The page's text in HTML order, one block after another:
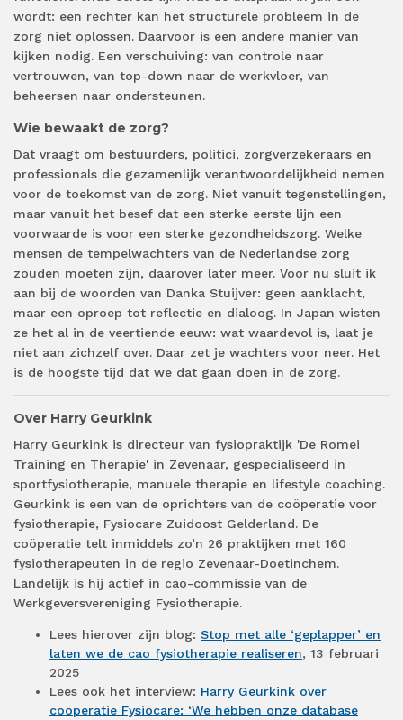
wordt: een rechter kan het structurele probleem in de
zorg niet oplossen. Daarvoor is een andere manier van
kijken nodig. Een verschuiving: van controle naar
vertrouwen, van top-down naar de werkvloer, van
beheersen naar ondersteunen.
Wie bewaakt de zorg?
Dat vraagt om bestuurders, politici, zorgverzekeraars en
professionals die gezamenlijk verantwoordelijkheid nemen
voor de toekomst van de zorg. Niet vanuit tegenstellingen,
maar vanuit het besef dat een sterke eerste lijn een
voorwaarde is voor een sterke gezondheidszorg. Welke
mensen de tempelwachters van de Nederlandse zorg
zouden moeten zijn, daarover later meer. Voor nu sluit ik
aan bij de woorden van Danka Stuijver: geen aanklacht,
maar een oproep tot reflectie en dialoog. In Japan wisten
ze het al in de veertiende eeuw: wat waardevol is, laat je
niet aan zichzelf over. Daar zet je wachters voor neer. Het
is de hoogste tijd dat we dat gaan doen in de zorg.
Over Harry Geurkink
Harry Geurkink is directeur van fysiopraktijk 'De Romei
Training en Therapie' in Zevenaar, gespecialiseerd in
sportfysiotherapie, manuele therapie en lifestyle coaching.
Geurkink is een van de oprichters van de coöperatie voor
fysiotherapie, Fysiocare Zuidoost Gelderland. De
coöperatie telt inmiddels zo’n 26 praktijken met 160
fysiotherapeuten in de regio Zevenaar-Doetinchem.
Landelijk is hij actief in cao-commissie van de
Werkgeversvereniging Fysiotherapie.
Lees hierover zijn blog: Stop met alle ‘geplapper’ en
laten we de cao fysiotherapie realiseren, 13 februari
2025
Lees ook het interview: Harry Geurkink over
coöperatie Fysiocare: ‘We hebben onze database